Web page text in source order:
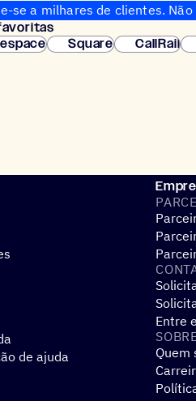
se a milhares de clientes.
instantânea.
Square CallRail
de ajuda
Entre
Quem